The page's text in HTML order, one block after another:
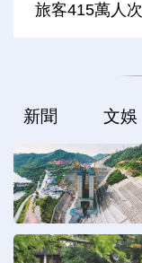
旅客415萬人次
新聞 文娛